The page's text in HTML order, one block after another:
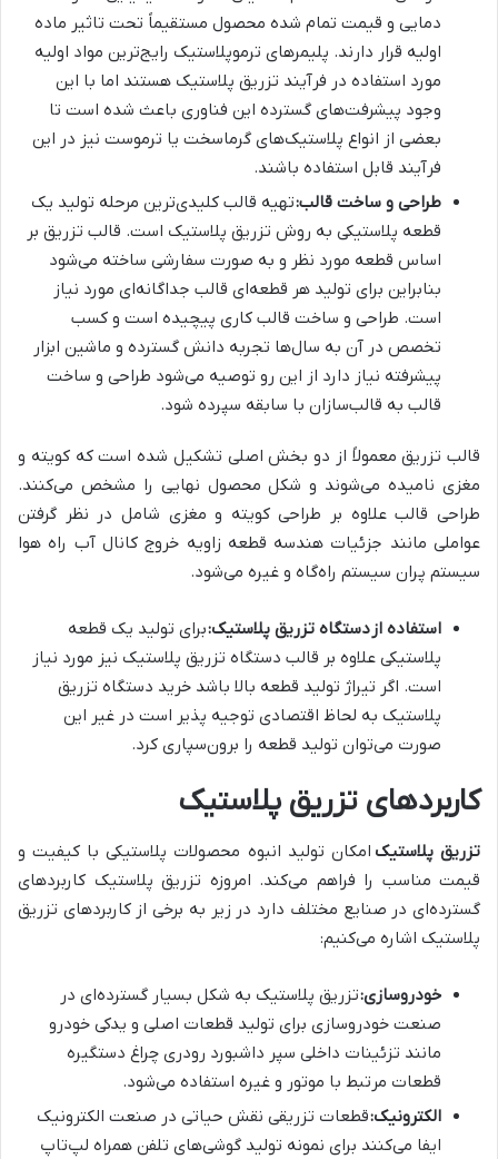
دمایی و قیمت تمام شده محصول مستقیماً تحت تاثیر ماده
اولیه قرار دارند. پلیمرهای ترموپلاستیک رایج‌ترین مواد اولیه
مورد استفاده در فرآیند تزریق پلاستیک هستند اما با این
وجود پیشرفت‌های گسترده این فناوری باعث شده است تا
بعضی از انواع پلاستیک‌های گرماسخت یا ترموست نیز در این
فرآیند قابل استفاده باشند.
طراحی و ساخت قالب:تهیه قالب کلیدی‌ترین مرحله تولید یک
قطعه پلاستیکی به روش تزریق پلاستیک است. قالب تزریق بر
اساس قطعه مورد نظر و به صورت سفارشی ساخته می‌شود
بنابراین برای تولید هر قطعه‌ای قالب جداگانه‌ای مورد نیاز
است. طراحی و ساخت قالب کاری پیچیده است و کسب
تخصص در آن به سال‌ها تجربه دانش گسترده و ماشین ابزار
پیشرفته نیاز دارد از این رو توصیه می‌شود طراحی و ساخت
قالب به قالب‌سازان با سابقه سپرده شود.
قالب تزریق معمولاً از دو بخش اصلی تشکیل شده است که کویته و
مغزی نامیده می‌شوند و شکل محصول نهایی را مشخص می‌کنند.
طراحی قالب علاوه بر طراحی کویته و مغزی شامل در نظر گرفتن
عواملی مانند جزئیات هندسه قطعه زاویه خروج کانال آب راه هوا
سیستم پران سیستم راه‌گاه و غیره می‌شود.
استفاده از دستگاه تزریق پلاستیک:برای تولید یک قطعه
پلاستیکی علاوه بر قالب دستگاه تزریق پلاستیک نیز مورد نیاز
است. اگر تیراژ تولید قطعه بالا باشد خرید دستگاه تزریق
پلاستیک به لحاظ اقتصادی توجیه پذیر است در غیر این
صورت می‌توان تولید قطعه را برون‌سپاری کرد.
کاربردهای تزریق پلاستیک
تزریق پلاستیک امکان تولید انبوه محصولات پلاستیکی با کیفیت و
قیمت مناسب را فراهم می‌کند. امروزه تزریق پلاستیک کاربردهای
گسترده‌ای در صنایع مختلف دارد در زیر به برخی از کاربردهای تزریق
پلاستیک اشاره می‌کنیم:
خودروسازی:تزریق پلاستیک به شکل بسیار گسترده‌ای در
صنعت خودروسازی برای تولید قطعات اصلی و یدکی خودرو
مانند تزئینات داخلی سپر داشبورد رودری چراغ دستگیره
قطعات مرتبط با موتور و غیره استفاده می‌شود.
الکترونیک:قطعات تزریقی نقش حیاتی در صنعت الکترونیک
ایفا می‌کنند برای نمونه تولید گوشی‌های تلفن همراه لپ‌تاپ